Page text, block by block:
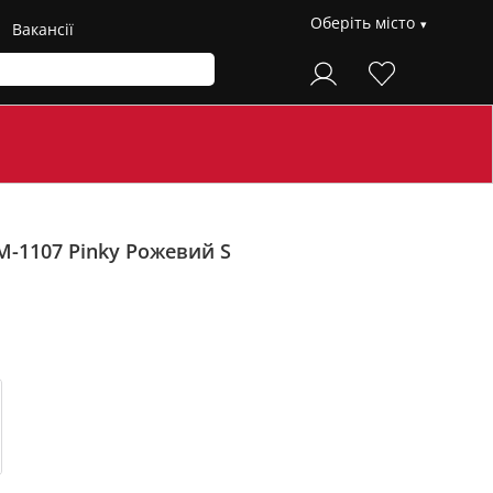
Вакансії Оберіть місто
1107 Pinky Рожевий S